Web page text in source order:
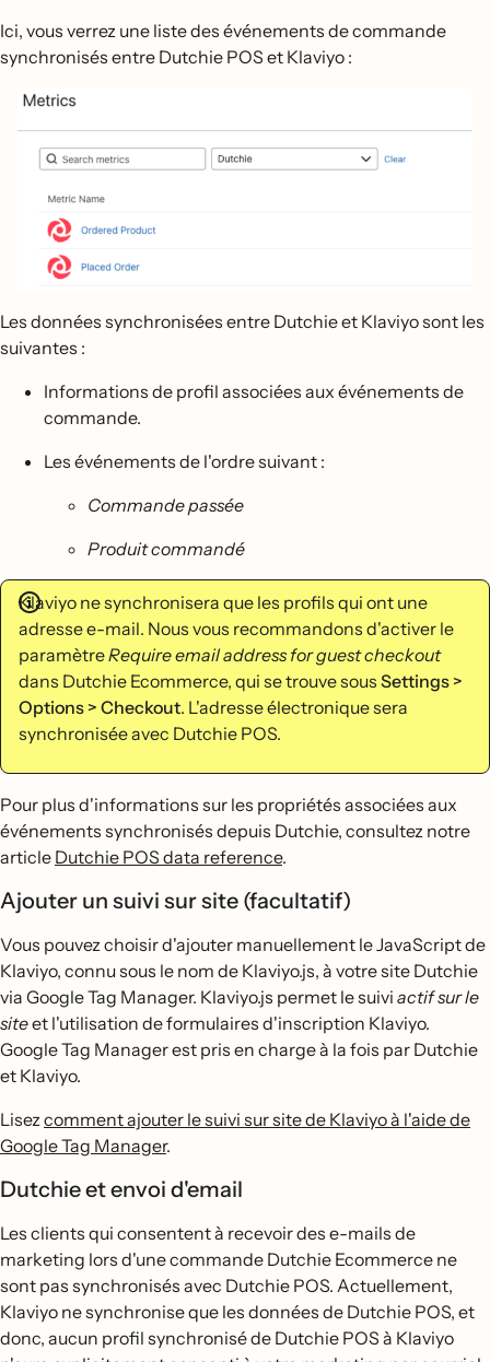
Ici, vous verrez une liste des événements de commande
synchronisés entre Dutchie POS et Klaviyo :
Les données synchronisées entre Dutchie et Klaviyo sont les
suivantes :
Informations de profil associées aux événements de
commande.
Les événements de l'ordre suivant :
Commande passée
Produit commandé
Klaviyo ne synchronisera que les profils qui ont une
adresse e-mail. Nous vous recommandons d'activer le
paramètreRequire email address for guest checkout
dans Dutchie Ecommerce, qui se trouve sous Settings >
Options > Checkout. L'adresse électronique sera
synchronisée avec Dutchie POS.
Pour plus d'informations sur les propriétés associées aux
événements synchronisés depuis Dutchie, consultez notre
article Dutchie POS data reference.
Ajouter un suivi sur site (facultatif)
Vous pouvez choisir d'ajouter manuellement le JavaScript de
Klaviyo, connu sous le nom de Klaviyo.js, à votre site Dutchie
via Google Tag Manager. Klaviyo.js permet le suivi actif sur le
siteet l'utilisation de formulaires d'inscription Klaviyo.
Google Tag Manager est pris en charge à la fois par Dutchie
et Klaviyo.
Lisez comment ajouter le suivi sur site de Klaviyo à l'aide de
Google Tag Manager.
Dutchie et envoi d'email
Les clients qui consentent à recevoir des e-mails de
marketing lors d'une commande Dutchie Ecommerce ne
sont pas synchronisés avec Dutchie POS. Actuellement,
Klaviyo ne synchronise que les données de Dutchie POS, et
donc, aucun profil synchronisé de Dutchie POS à Klaviyo